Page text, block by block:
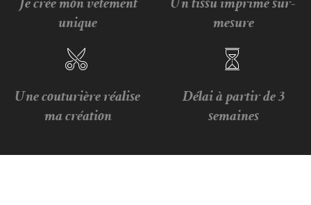
Je crée mon vêtement
unique
Un tissu imprimé sur-
mesure
Une couturière réalise
ma création
Délai à partir de 3
semaines